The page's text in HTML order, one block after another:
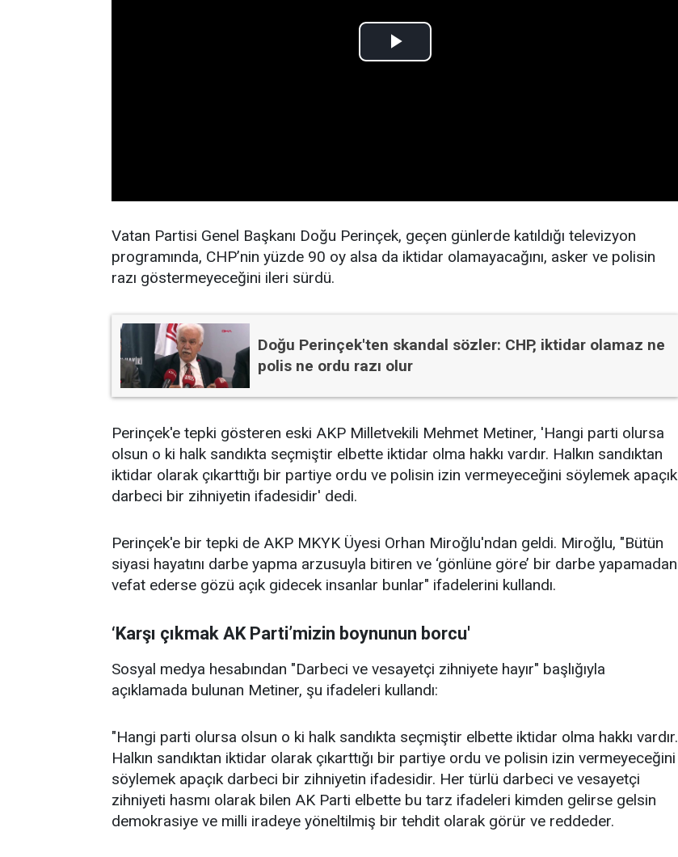
Vatan Partisi Genel Başkanı Doğu Perinçek, geçen günlerde katıldığı televizyon
programında, CHP’nin yüzde 90 oy alsa da iktidar olamayacağını, asker ve polisin
razı göstermeyeceğini ileri sürdü.
Doğu Perinçek'ten skandal sözler: CHP, iktidar olamaz ne
polis ne ordu razı olur
Perinçek'e tepki gösteren eski AKP Milletvekili Mehmet Metiner, 'Hangi parti olursa
olsun o ki halk sandıkta seçmiştir elbette iktidar olma hakkı vardır. Halkın sandıktan
iktidar olarak çıkarttığı bir partiye ordu ve polisin izin vermeyeceğini söylemek apaçık
darbeci bir zihniyetin ifadesidir' dedi.
Perinçek'e bir tepki de AKP MKYK Üyesi Orhan Miroğlu'ndan geldi. Miroğlu, "Bütün
siyasi hayatını darbe yapma arzusuyla bitiren ve ‘gönlüne göre’ bir darbe yapamadan
vefat ederse gözü açık gidecek insanlar bunlar" ifadelerini kullandı.
‘Karşı çıkmak AK Parti’mizin boynunun borcu'
Sosyal medya hesabından "Darbeci ve vesayetçi zihniyete hayır" başlığıyla
açıklamada bulunan Metiner, şu ifadeleri kullandı:
"Hangi parti olursa olsun o ki halk sandıkta seçmiştir elbette iktidar olma hakkı vardır.
Halkın sandıktan iktidar olarak çıkarttığı bir partiye ordu ve polisin izin vermeyeceğini
söylemek apaçık darbeci bir zihniyetin ifadesidir. Her türlü darbeci ve vesayetçi
zihniyeti hasmı olarak bilen AK Parti elbette bu tarz ifadeleri kimden gelirse gelsin
demokrasiye ve milli iradeye yöneltilmiş bir tehdit olarak görür ve reddeder.